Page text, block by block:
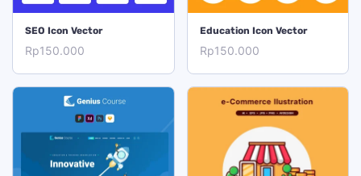
TAMBAH KE KERANJANG
SEO Icon Vector
Rp150.000
TAMBAH KE KERANJANG
Education Icon Vector
Rp150.000